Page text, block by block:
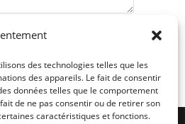
des technologies telles que les
des appareils. Le fait de consentir
données telles que le comportement
de ne pas consentir ou de retirer son
caractéristiques et fonctions.
de cookies (UE) Me contacter